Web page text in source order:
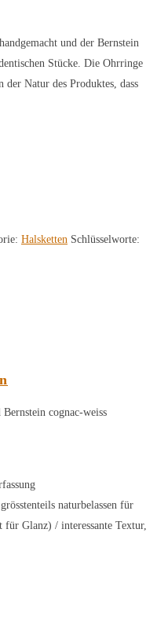
und der Bernstein
Stücke. Die Ohrringe
der Natur des Produktes, dass
Halsketten Schlüsselworte:
cognac-weiss
naturbelassen für
Glanz) / interessante Textur,